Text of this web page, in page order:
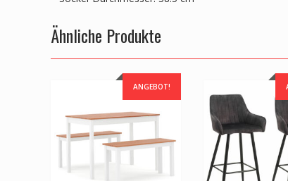
Ähnliche Produkte
ANGEBOT!